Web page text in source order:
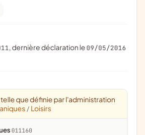
, dernière déclaration le 09/05/2016
que définie par l'administration
/ Loisirs
011160